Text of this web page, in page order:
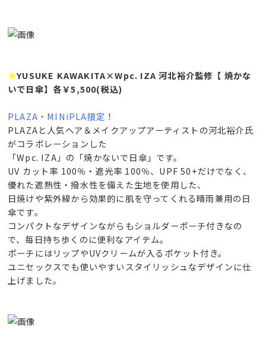
★YUSUKE KAWAKITA×Wpc. IZA 河北裕介監修【 焼かな
いで日傘】各￥5,500(税込)
PLAZA・MINiPLA限定 ！
PLAZAと人気ヘア＆メイクアップアーティストの河北裕介氏
がコラボレーションした
「Wpc. IZA」の「焼かないで日傘」です。
UV カット率 100％・遮光率 100％、UPF 50+だけでなく、
優れた遮熱性・撥水性を備えた生地を使用した、
日焼けや紫外線から効果的に肌を守ってくれる晴雨兼用の日
傘です。
コンパクトなデザインながらもショルダーポーチ付きなの
で、毎日持ち歩くのに便利なアイテム。
ポーチにはリップやUVクリームが入るポケット付き。
ユニセックスでも使いやすいスタイリッシュなデザインに仕
上げました。